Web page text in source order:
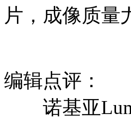
片，成像质量
编辑点评：
诺基亚